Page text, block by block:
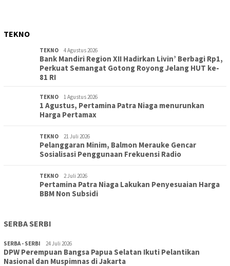
TEKNO
TEKNO 4 Agustus 2026
Bank Mandiri Region XII Hadirkan Livin’ Berbagi Rp1,
Perkuat Semangat Gotong Royong Jelang HUT ke-
81 RI
TEKNO 1 Agustus 2026
1 Agustus, Pertamina Patra Niaga menurunkan
Harga Pertamax
TEKNO 21 Juli 2026
Pelanggaran Minim, Balmon Merauke Gencar
Sosialisasi Penggunaan Frekuensi Radio
TEKNO 2 Juli 2026
Pertamina Patra Niaga Lakukan Penyesuaian Harga
BBM Non Subsidi
SERBA SERBI
SERBA - SERBI 24 Juli 2026
DPW Perempuan Bangsa Papua Selatan Ikuti Pelantikan
Nasional dan Muspimnas di Jakarta
TOPIK 30 Juli 2026
Wujudkan Sekolah Adiwiyata:SD Inpres Polder Merauke